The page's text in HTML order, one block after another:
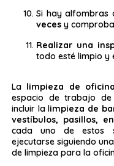
Si hay alfombras
vecesy
Realizar una
todo esté limpio y
La limpieza de oficina
espacio de trabajo de
incluir la limpieza de
vestíbulos, pasillos,
cada uno de estos
ejecutarse siguiendo
de limpieza para la